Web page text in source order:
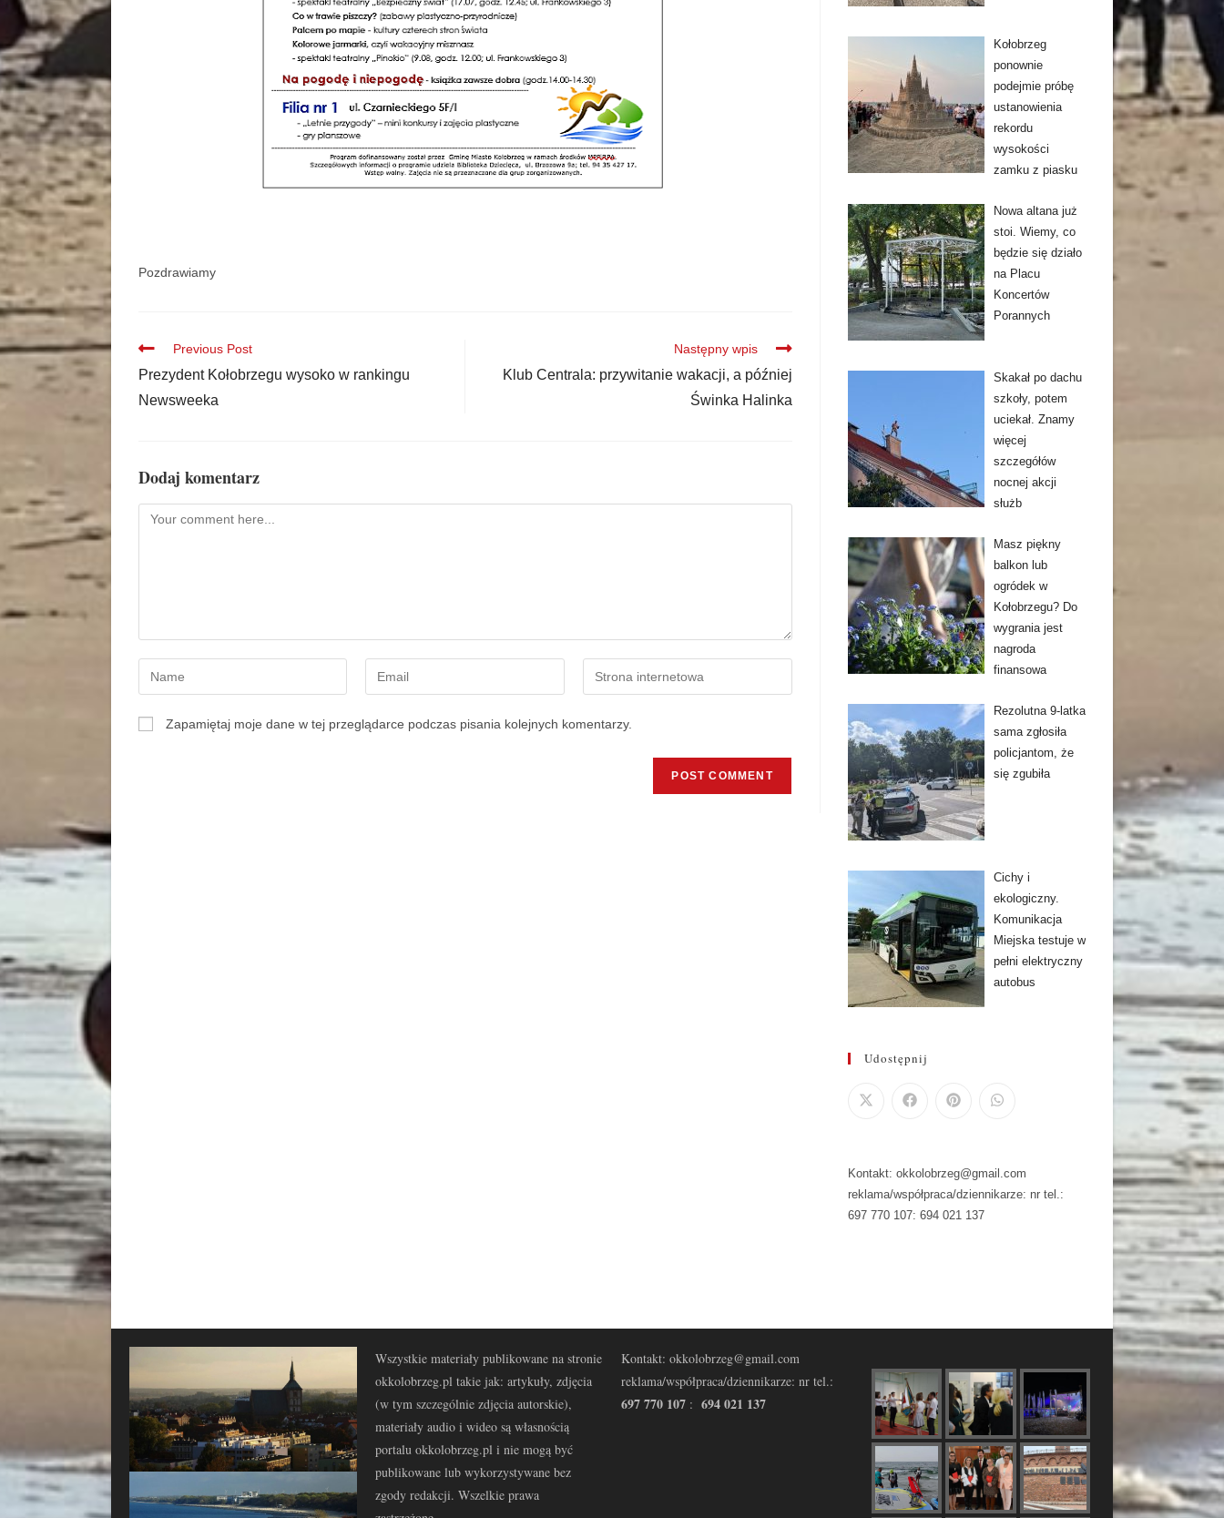
Pozdrawiamy
Previous Post
Prezydent Kołobrzegu wysoko w rankingu
Newsweeka
Następny wpis
Klub Centrala: przywitanie wakacji, a później
Świnka Halinka
Dodaj komentarz
Zapamiętaj moje dane w tej przeglądarce podczas pisania kolejnych komentarzy.
Kołobrzeg
ponownie
podejmie próbę
ustanowienia
rekordu
wysokości
zamku z piasku
Nowa altana już
stoi. Wiemy, co
będzie się działo
na Placu
Koncertów
Porannych
Skakał po dachu
szkoły, potem
uciekał. Znamy
więcej
szczegółów
nocnej akcji
służb
Masz piękny
balkon lub
ogródek w
Kołobrzegu? Do
wygrania jest
nagroda
finansowa
Rezolutna 9-latka
sama zgłosiła
policjantom, że
się zgubiła
Cichy i
ekologiczny.
Komunikacja
Miejska testuje w
pełni elektryczny
autobus
Udostępnij
Kontakt: okkolobrzeg@gmail.com
reklama/współpraca/dziennikarze: nr tel.:
697 770 107: 694 021 137
Wszystkie materiały publikowane na stronie
okkolobrzeg.pl takie jak: artykuły, zdjęcia
(w tym szczególnie zdjęcia autorskie),
materiały audio i wideo są własnością
portalu okkolobrzeg.pl i nie mogą być
publikowane lub wykorzystywane bez
zgody redakcji. Wszelkie prawa
Kontakt: okkolobrzeg@gmail.com
reklama/współpraca/dziennikarze: nr tel.:
697 770 107 : 694 021 137